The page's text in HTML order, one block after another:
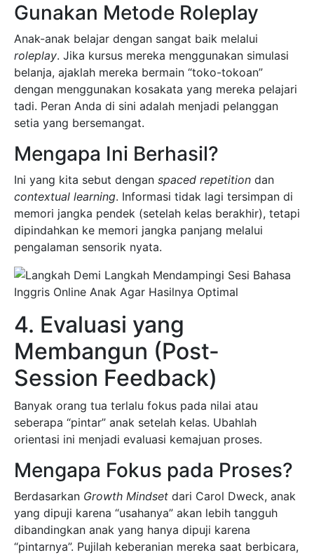
Gunakan Metode Roleplay
Anak-anak belajar dengan sangat baik melalui
roleplay. Jika kursus mereka menggunakan simulasi
belanja, ajaklah mereka bermain “toko-tokoan”
dengan menggunakan kosakata yang mereka pelajari
tadi. Peran Anda di sini adalah menjadi pelanggan
setia yang bersemangat.
Mengapa Ini Berhasil?
Ini yang kita sebut dengan spaced repetition dan
contextual learning. Informasi tidak lagi tersimpan di
memori jangka pendek (setelah kelas berakhir), tetapi
dipindahkan ke memori jangka panjang melalui
pengalaman sensorik nyata.
4. Evaluasi yang
Membangun (Post-
Session Feedback)
Banyak orang tua terlalu fokus pada nilai atau
seberapa “pintar” anak setelah kelas. Ubahlah
orientasi ini menjadi evaluasi kemajuan proses.
Mengapa Fokus pada Proses?
Berdasarkan Growth Mindset dari Carol Dweck, anak
yang dipuji karena “usahanya” akan lebih tangguh
dibandingkan anak yang hanya dipuji karena
“pintarnya”. Pujilah keberanian mereka saat berbicara,